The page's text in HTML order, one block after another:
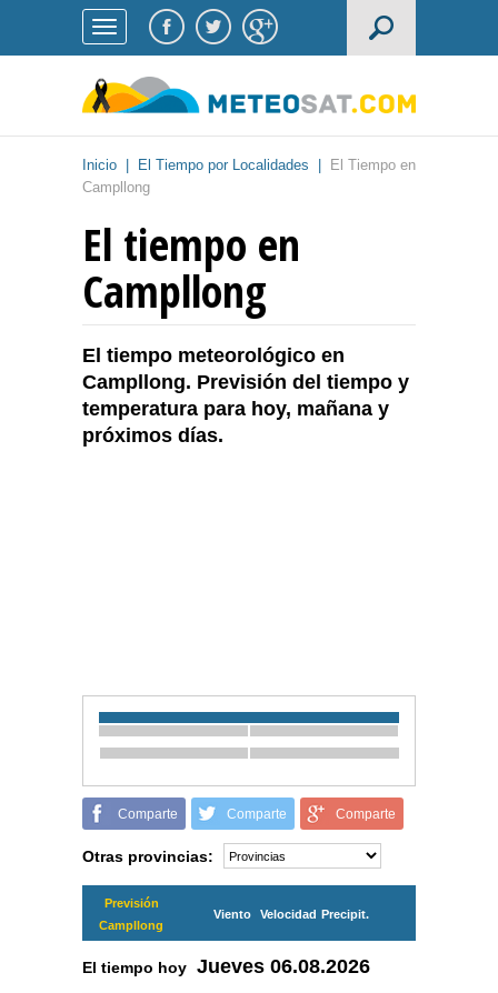
Inicio El Tiempo por Localidades
El Tiempo en
Campllong
El tiempo en
Campllong
El tiempo meteorológico en
Campllong. Previsión del tiempo y
temperatura para hoy, mañana y
próximos días.
Comparte Comparte Comparte
Otras provincias:
Previsión
Campllong
Viento Velocidad Precipit.
El tiempo hoy Jueves 06.08.2026